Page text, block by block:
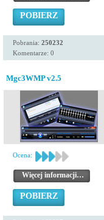
POBIERZ
Pobrania: 250232
Komentarze: 0
Mgc3WMP v2.5
Ocena:
Więcej informacji…
POBIERZ